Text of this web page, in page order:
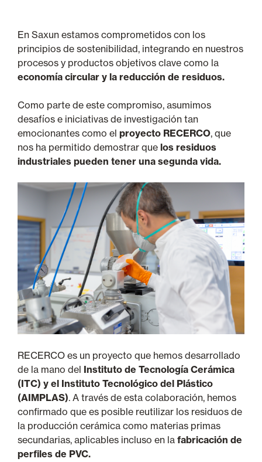
En Saxun estamos comprometidos con los
principios de sostenibilidad, integrando en nuestros
procesos y productos objetivos clave como la
economía circular y la reducción de residuos.
Como parte de este compromiso, asumimos
desafíos e iniciativas de investigación tan
emocionantes como el proyecto RECERCO, que
nos ha permitido demostrar que los residuos
industriales pueden tener una segunda vida.
RECERCO es un proyecto que hemos desarrollado
de la mano del Instituto de Tecnología Cerámica
(ITC) y el Instituto Tecnológico del Plástico
(AIMPLAS). A través de esta colaboración, hemos
confirmado que es posible reutilizar los residuos de
la producción cerámica como materias primas
secundarias, aplicables incluso en la fabricación de
perfiles de PVC.